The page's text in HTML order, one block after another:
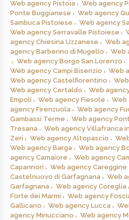
Web agency Pistoia Web agency
Ponte Buggianese
Web agency
Sambuca Pistoiese
Web agency
Web agency Serravalle Pistoiese
agency Chiesina Uzzanese
Web
agency Barberino di Mugello
Web
Web agency Borgo San Lorenzo
Web agency Campi Bisenzio
Web
Web agency Castelfiorentino
Web agency Certaldo
Web
Empoli
Web agency Fiesole Web
agency Firenzuola
Web agency
Gambassi Terme
Web agency
Tresana
Web agency Villafranca
Zeri
Web agency Altopascio
Web agency Barga
Web agency
agency Camaiore
Web agency
Capannori
Web agency Careggine
Castelnuovo di Garfagnana
Web
Garfagnana
Web agency
Forte dei Marmi
Web agency
Gallicano
Web agency Lucca
agency Minucciano
Web agency